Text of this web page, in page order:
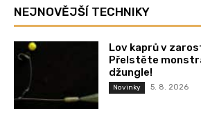
NEJNOVĚJŠÍ TECHNIKY
Lov kaprů v
Přelstěte
džungle!
Novinky 5. 8. 2026